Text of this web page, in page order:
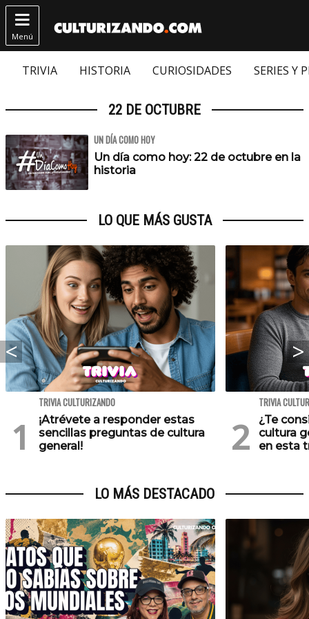

Menú
TRIVIA HISTORIA CURIOSIDADES SERIES Y
22 DE OCTUBRE
UN DÍA COMO HOY
Un día como hoy: 22 de octubre en la
historia
LO QUE MÁS GUSTA
TRIVIA CULTURIZANDO
¡Atrévete a responder estas
sencillas preguntas de cultura
general!
TRIVIA
¿Te
cultura
en esta
LO MÁS DESTACADO